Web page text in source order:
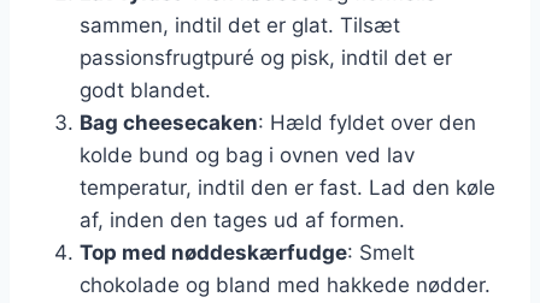
sammen, indtil det er glat. Tilsæt
passionsfrugtpuré og pisk, indtil det er
godt blandet.
Bag cheesecaken: Hæld fyldet over den
kolde bund og bag i ovnen ved lav
temperatur, indtil den er fast. Lad den køle
af, inden den tages ud af formen.
Top med nøddeskærfudge: Smelt
chokolade og bland med hakkede nødder.